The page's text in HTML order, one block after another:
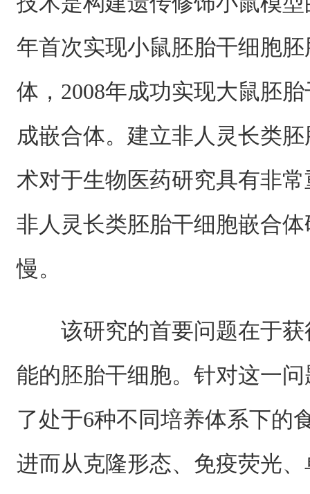
年首次实现小鼠胚胎干细胞
体，2008年成功实现大鼠胚
成嵌合体。建立非人灵长类
术对于生物医药研究具有非
非人灵长类胚胎干细胞嵌合
慢。
该研究的首要问题在于
能的胚胎干细胞。针对这一
了处于6种不同培养体系下的
进而从克隆形态、免疫荧光